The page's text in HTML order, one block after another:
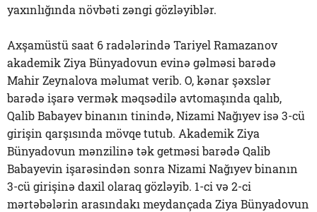
yaxınlığında növbəti zəngi gözləyiblər.
Axşamüstü saat 6 radələrində Tariyel Ramazanov
akademik Ziya Bünyadovun evinə gəlməsi barədə
Mahir Zeynalova məlumat verib. O, kənar şəxslər
barədə işarə vermək məqsədilə avtomaşında qalıb,
Qalib Babayev binanın tinində, Nizami Nağıyev isə 3-cü
girişin qarşısında mövqe tutub. Akademik Ziya
Bünyadovun mənzilinə tək getməsi barədə Qalib
Babayevin işarəsindən sonra Nizami Nağıyev binanın
3-cü girişinə daxil olaraq gözləyib. 1-ci və 2-ci
mərtəbələrin arasındakı meydançada Ziya Bünyadovun